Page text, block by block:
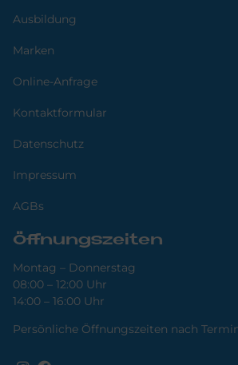
Ausbildung
Marken
Online-Anfrage
Kontaktformular
Datenschutz
Impressum
AGBs
Öffnungszeiten
Montag – Donnerstag
08:00 – 12:00 Uhr
14:00 – 16:00 Uhr
Persönliche Öffnungszeiten nach